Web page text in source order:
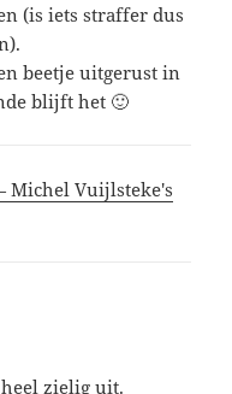
(is iets straffer dus
beetje uitgerust in
blijft het 🙂
Michel Vuijlsteke's
zielig uit.